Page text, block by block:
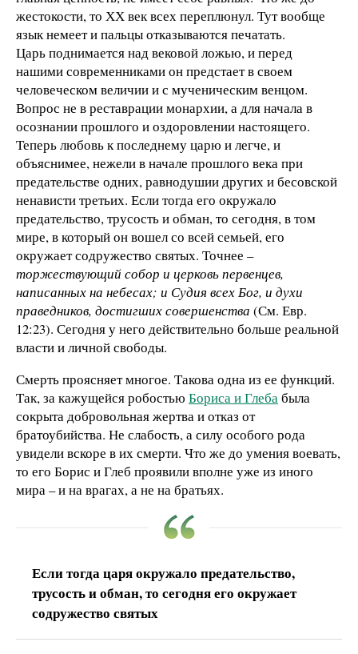
жестокости, то ХХ век всех переплюнул. Тут вообще
язык немеет и пальцы отказываются печатать.
Царь поднимается над вековой ложью, и перед
нашими современниками он предстает в своем
человеческом величии и с мученическим венцом.
Вопрос не в реставрации монархии, а для начала в
осознании прошлого и оздоровлении настоящего.
Теперь любовь к последнему царю и легче, и
объяснимее, нежели в начале прошлого века при
предательстве одних, равнодушии других и бесовской
ненависти третьих. Если тогда его окружало
предательство, трусость и обман, то сегодня, в том
мире, в который он вошел со всей семьей, его
окружает содружество святых. Точнее –
торжествующий собор и церковь первенцев,
написанных на небесах; и Судия всех Бог, и духи
праведников, достигших совершенства (См. Евр.
12:23). Сегодня у него действительно больше реальной
власти и личной свободы.
Смерть проясняет многое. Такова одна из ее функций.
Так, за кажущейся робостью Бориса и Глеба была
сокрыта добровольная жертва и отказ от
братоубийства. Не слабость, а силу особого рода
увидели вскоре в их смерти. Что же до умения воевать,
то его Борис и Глеб проявили вполне уже из иного
мира – и на врагах, а не на братьях.
Если тогда царя окружало предательство,
трусость и обман, то сегодня его окружает
содружество святых